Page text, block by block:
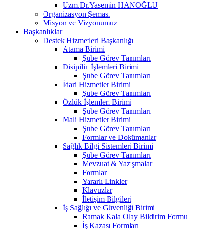
Uzm.Dr.Yasemin HANOĞLU
Organizasyon Şeması
Misyon ve Vizyonumuz
Başkanlıklar
Destek Hizmetleri Başkanlığı
Atama Birimi
Şube Görev Tanımları
Disipilin İşlemleri Birimi
Şube Görev Tanımları
İdari Hizmetler Birimi
Şube Görev Tanımları
Özlük İşlemleri Birimi
Şube Görev Tanımları
Mali Hizmetler Birimi
Şube Görev Tanımları
Formlar ve Dokümanlar
Sağlık Bilgi Sistemleri Birimi
Şube Görev Tanımları
Mevzuat & Yazışmalar
Formlar
Yararlı Linkler
Klavuzlar
İletişim Bilgileri
İş Sağlığı ve Güvenliği Birimi
Ramak Kala Olay Bildirim Formu
İş Kazası Formları